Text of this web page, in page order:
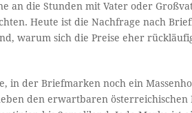
an die Stunden mit Vater oder
Heute ist die Nachfrage nach
warum sich die Preise eher
in der Briefmarken noch ein
den erwartbaren österreichischen